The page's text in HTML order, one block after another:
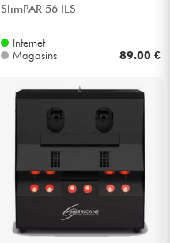
SlimPAR 56 ILS
Internet
Magasins
89.00 €